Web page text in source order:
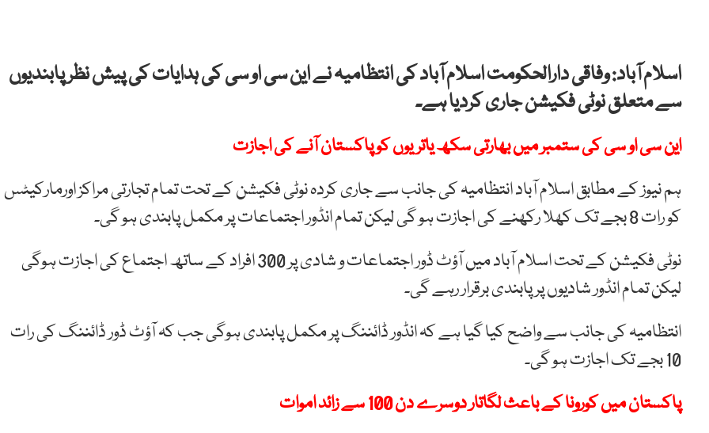
اسلام آباد: وفاقی دارالحکومت اسلام آباد کی انتظامیہ نے این سی او سی کی ہدایات کی پیش نظر پابندیوں
سے متعلق نوٹی فکیشن جاری کردیا ہے۔
این سی او سی کی ستمبر میں بھارتی سکھ یاتریوں کو پاکستان آنے کی اجازت
ہم نیوز کے مطابق اسلام آباد انتظامیہ کی جانب سے جاری کردہ نوٹی فکیشن کے تحت تمام تجارتی مراکز اورمارکیٹس
کو رات 8 بجے تک کھلا رکھنے کی اجازت ہو گی لیکن تمام انڈور اجتماعات پر مکمل پابندی ہو گی۔
نوٹی فکیشن کے تحت اسلام آباد میں آؤٹ ڈور اجتماعات و شادی پر 300 افراد کے ساتھ اجتماع کی اجازت ہوگی
لیکن تمام انڈور شادیوں پر پابندی برقرار رہے گی۔
انتظامیہ کی جانب سے واضح کیا گیا ہے کہ انڈور ڈائننگ پر مکمل پابندی ہوگی جب کہ آؤٹ ڈور ڈائننگ کی رات
10 بجے تک اجازت ہو گی۔
پاکستان میں کورونا کے باعث لگاتار دوسرے دن 100 سے زائد اموات